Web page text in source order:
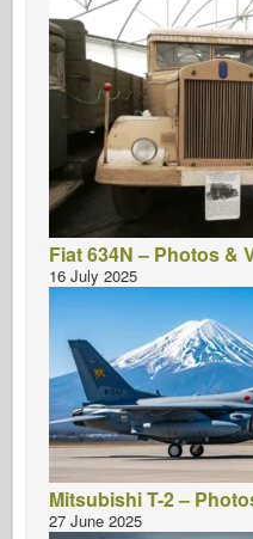
Fiat 634N – Photos &
16 July 2025
Mitsubishi T-2 –
27 June 2025